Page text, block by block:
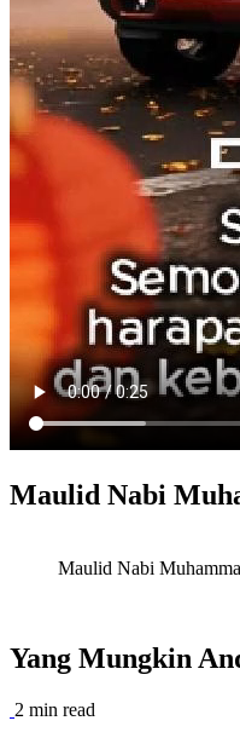
Maulid Nabi
Maulid Nabi
Yang Mungkin
2 min read